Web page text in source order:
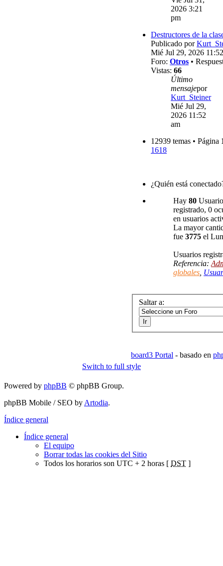
2026 3:21
pm
Destructores de la
Publicado por
Mié Jul 29, 2026
Foro: Otros •
Vistas: 66
Último
mensajepor
Kurt_Steiner
Mié Jul 29,
2026 11:52
am
12939 temas • Página
1618
¿Quién está
Hay 80
registrado, 0
en usuarios
La mayor
fue 3775 el
Usuarios
Referencia:
globales,
Saltar a:
board3 Portal - basado en
Switch to full style
Powered by phpBB © phpBB Group.
phpBB Mobile / SEO by Artodia.
Índice general
Índice general
El equipo
Borrar todas las cookies del Sitio
Todos los horarios son UTC + 2 horas [ DST ]